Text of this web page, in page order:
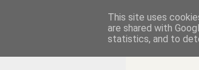
This site uses
are shared with
statistics, and to